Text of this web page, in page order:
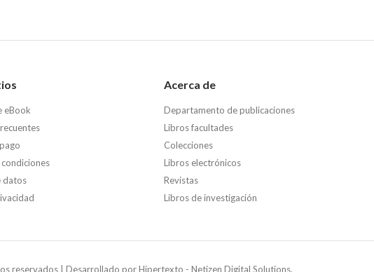
eBook
datos
Acerca de
Departamento de publicaciones
Libros facultades
Colecciones
Libros electrónicos
Revistas
Libros de investigación
reservados | Desarrollado porHipertexto - Netizen Digital Solutions.